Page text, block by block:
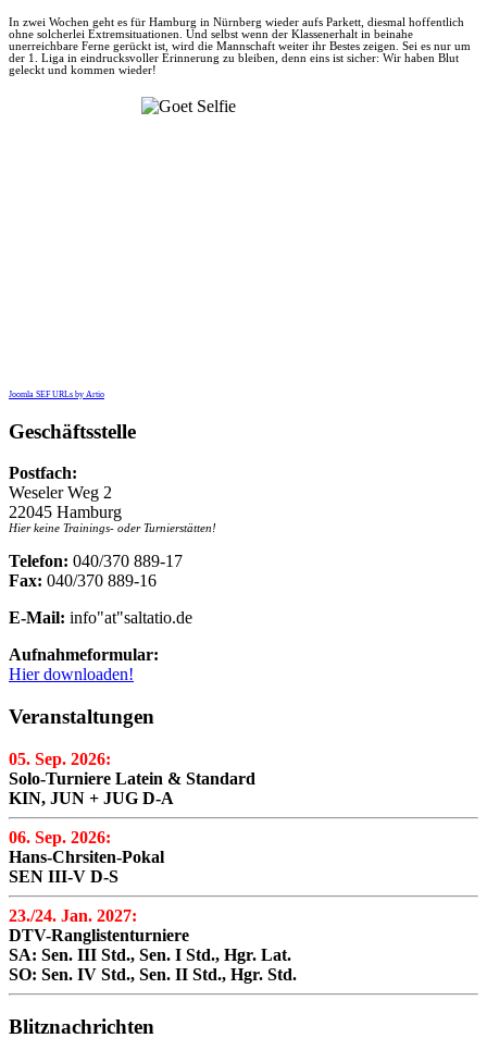
In zwei Wochen geht es für Hamburg in Nürnberg wieder aufs Parkett, diesmal hoffentlich
ohne solcherlei Extremsituationen. Und selbst wenn der Klassenerhalt in beinahe
unerreichbare Ferne gerückt ist, wird die Mannschaft weiter ihr Bestes zeigen. Sei es nur um
der 1. Liga in eindrucksvoller Erinnerung zu bleiben, denn eins ist sicher: Wir haben Blut
geleckt und kommen wieder!
Joomla SEF URLs by Artio
Geschäftsstelle
Postfach:
Weseler Weg 2
22045 Hamburg
Hier keine Trainings- oder Turnierstätten!
Telefon: 040/370 889-17
Fax: 040/370 889-16
E-Mail: info"at"saltatio.de
Aufnahmeformular:
Hier downloaden!
Veranstaltungen
05. Sep. 2026:
Solo-Turniere Latein & Standard
KIN, JUN + JUG D-A
06. Sep. 2026:
Hans-Chrsiten-Pokal
SEN III-V D-S
23./24. Jan. 2027:
DTV-Ranglistenturniere
SA: Sen. III Std., Sen. I Std., Hgr. Lat.
SO: Sen. IV Std., Sen. II Std., Hgr. Std.
Blitznachrichten